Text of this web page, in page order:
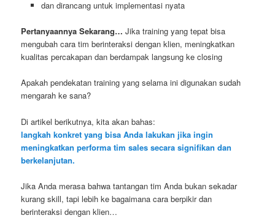
dan dirancang untuk implementasi nyata
Pertanyaannya Sekarang…Jika training yang tepat bisa
mengubah cara tim berinteraksi dengan klien, meningkatkan
kualitas percakapan dan berdampak langsung ke closing
Apakah pendekatan training yang selama ini digunakan sudah
mengarah ke sana?
Di artikel berikutnya, kita akan bahas:
langkah konkret yang bisa Anda lakukan jika ingin
meningkatkan performa tim sales secara signifikan dan
berkelanjutan.
Jika Anda merasa bahwa tantangan tim Anda bukan sekadar
kurang skill, tapi lebih ke bagaimana cara berpikir dan
berinteraksi dengan klien…